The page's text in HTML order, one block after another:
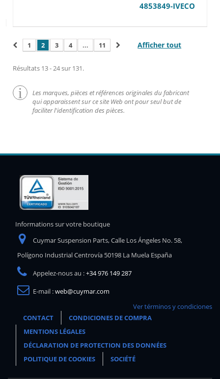
4853849-IVECO
Afficher tout
1 2 3 4 ... 11
Résultats 13 - 24 sur 131.
Les marques, pièces et références originales du fabricant
qui apparaissent sur ce site Web ont pour seul but de
faciliter l'identification des pièces.
Informations sur votre boutique
Cuymar Suspension Parts, Calle Los Ángeles No. 58,
Polígono Industrial Centrovía 50198 La Muela España
Appelez-nous au :+34 976 149 287
E-mail :web@cuymar.com
Ver términos y condiciones
CONTACT
CONDICIONES DE COMPRA
MENTIONS LÉGALES
DÉCLARATION DE PROTECTION DES DONNÉES
POLITIQUE DE COOKIES
SOCIÉTÉ